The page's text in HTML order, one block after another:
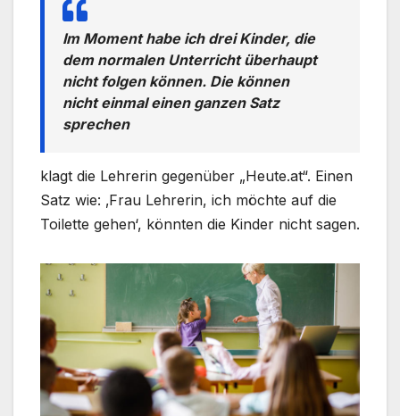
Im Moment habe ich drei Kinder, die
dem normalen Unterricht überhaupt
nicht folgen können. Die können
nicht einmal einen ganzen Satz
sprechen
klagt die Lehrerin gegenüber „Heute.at“. Einen
Satz wie: ‚Frau Lehrerin, ich möchte auf die
Toilette gehen‘, könnten die Kinder nicht sagen.